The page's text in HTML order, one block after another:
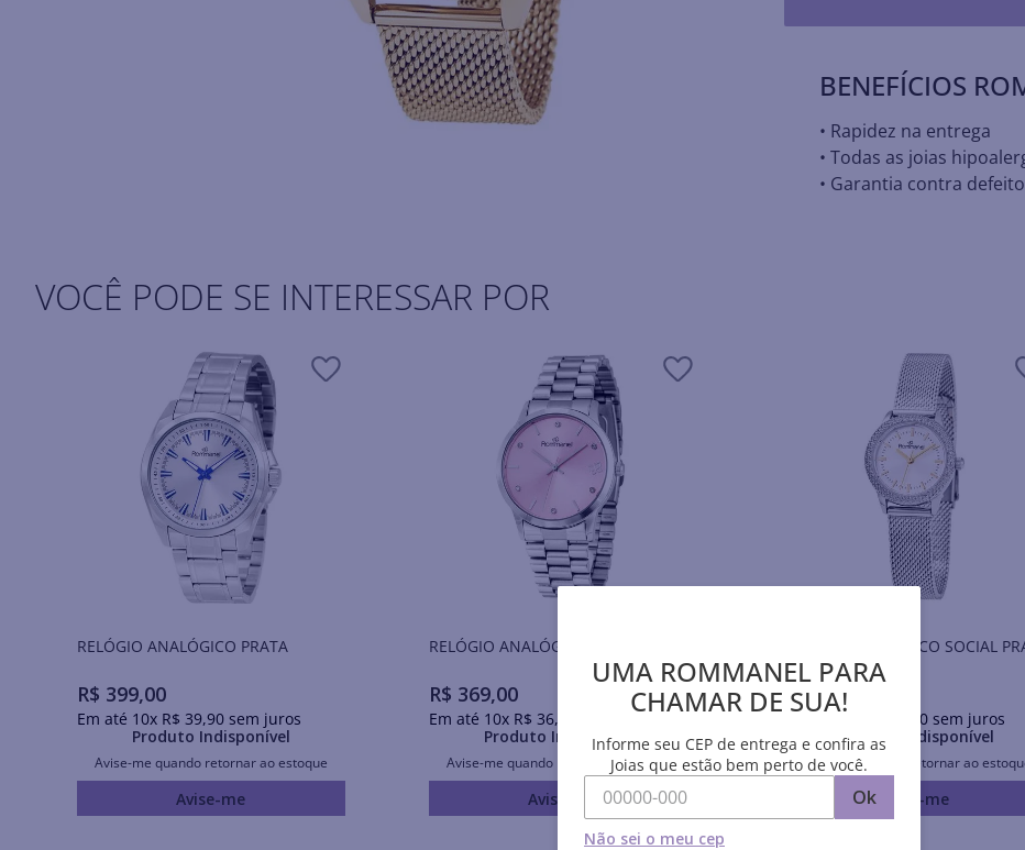
BENEFÍCIOS
• Rapidez na entrega
• Todas as joias
• Garantia contra defeito
VOCÊ PODE SE INTERESSAR POR
RELÓGIO ANALÓGICO PRATA
R$ 399,00
Em até 10x R$ 39,90sem juros
Produto Indisponível
Avise-me quando retornar ao estoque
Avise-me
RELÓGIO ANALÓGICO SOCIAL PRATA
R$ 369,00
Em até 10x R$ 36,
Produto Indisponível
Avise-me quando retornar ao estoque
Avise-me
RELÓGIO ANALÓGICO SOCIAL
R$ 399 ,
90sem juros
Produto Indisponível
Avise-me quando retornar ao
Avise-me
UMA ROMMANEL PARA
CHAMAR DE SUA!
Informe seu CEP de entrega e confira as
Joias que estão bem perto de você.
Ok
Não sei o meu cep